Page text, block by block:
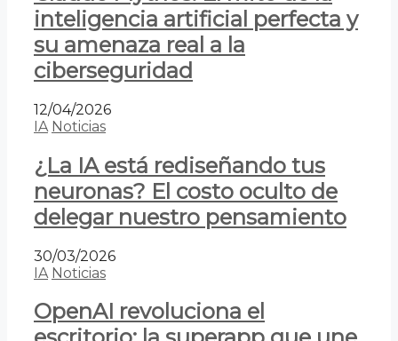
inteligencia artificial perfecta y
su amenaza real a la
ciberseguridad
12/04/2026
IA Noticias
¿La IA está rediseñando tus
neuronas? El costo oculto de
delegar nuestro pensamiento
30/03/2026
IA Noticias
OpenAI revoluciona el